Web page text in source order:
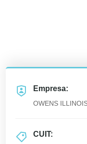
Empresa:
OWENS
CUIT: